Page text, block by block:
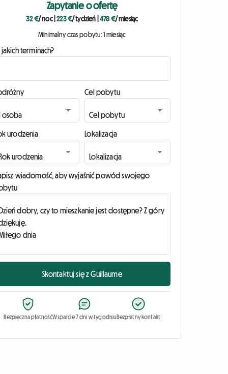
Zapytanie o ofertę
32 €/ noc|223 €/ tydzień 478 €/ miesiąc
Minimalny czas pobytu: 1 miesiąc
jakich terminach?
Cel pobytu
urodzenia Lokalizacja
wiadomość, aby wyjaśnić powód swojego
Skontaktuj się z Guillaume
Bezpieczna płatnośćWsparcie 7 dni w tygodniuBezpłatny kontakt